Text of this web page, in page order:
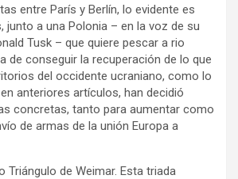
entre París y Berlín, lo evidente es
junto a una Polonia – en la voz de su
Tusk – que quiere pescar a rio
de conseguir la recuperación de lo que
del occidente ucraniano, como lo
anteriores artículos, han decidió
concretas, tanto para aumentar como
de armas de la unión Europa a
Triángulo de Weimar. Esta triada